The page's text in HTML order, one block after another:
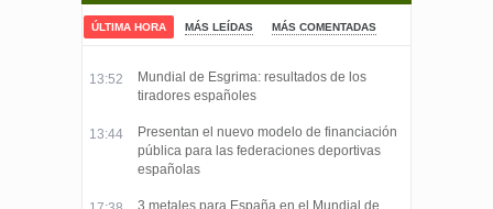
ÚLTIMA HORA MÁS LEÍDAS MÁS COMENTADAS
13:52
Mundial de Esgrima: resultados de los
tiradores españoles
13:44
Presentan el nuevo modelo de financiación
pública para las federaciones deportivas
españolas
3 metales para España en el Mundial de